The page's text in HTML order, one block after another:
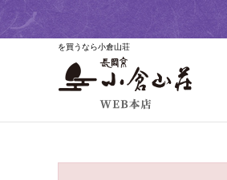
を買うなら小倉山荘